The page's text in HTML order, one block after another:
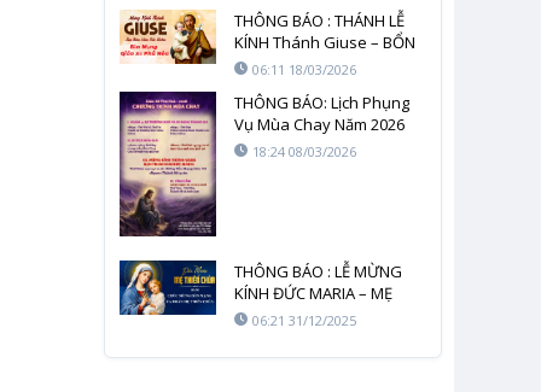
THÔNG BÁO : THÁNH LỄ
KÍNH Thánh Giuse – BỔN
MẠNG Giáo xứ Phú Hòa
06:11 18/03/2026
THÔNG BÁO: Lịch Phụng
Vụ Mùa Chay Năm 2026
18:24 08/03/2026
THÔNG BÁO : LỄ MỪNG
KÍNH ĐỨC MARIA – MẸ
THIÊN CHÚA
06:21 31/12/2025